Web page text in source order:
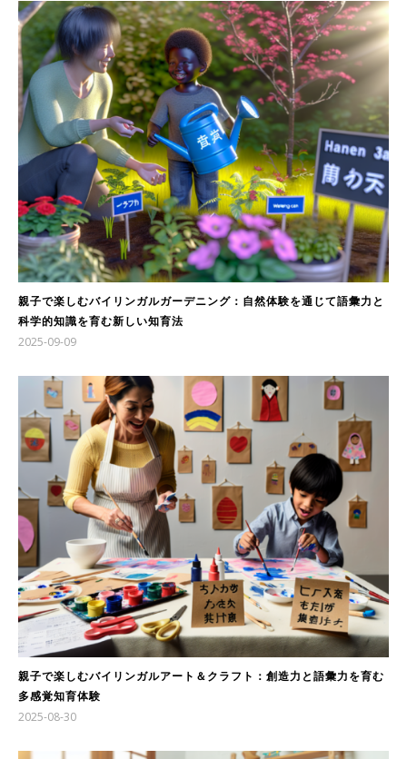
親子で楽しむバイリンガルガーデニング：自然体験を通じて語彙力と
科学的知識を育む新しい知育法
2025-09-09
親子で楽しむバイリンガルアート＆クラフト：創造力と語彙力を育む
多感覚知育体験
2025-08-30